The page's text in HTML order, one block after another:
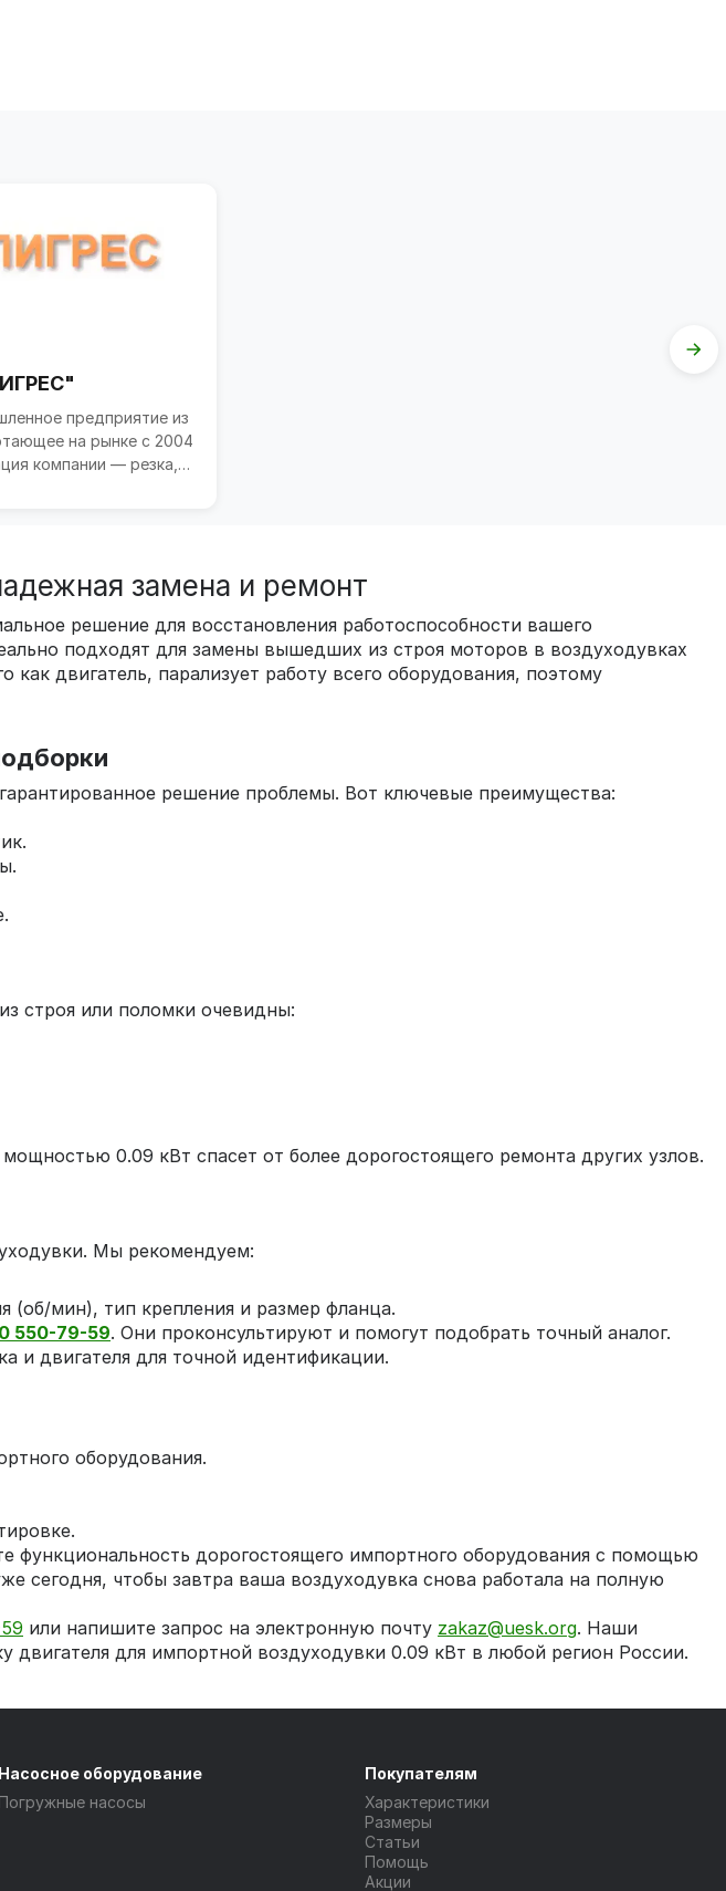
предприятие из
на рынке с 2004
компании — резка,
замена и ремонт
решение для восстановления работоспособности вашего
подходят для замены вышедших из строя моторов в воздуходувках
двигатель, парализует работу всего оборудования, поэтому
решение проблемы. Вот ключевые преимущества:
строя или поломки очевидны:
0.09 кВт спасет от более дорогостоящего ремонта других узлов.
Мы рекомендуем:
(об/мин), тип крепления и размер фланца.
550-79-59. Они проконсультируют и помогут подобрать точный аналог.
и двигателя для точной идентификации.
оборудования.
функциональность дорогостоящего импортного оборудования с помощью
сегодня, чтобы завтра ваша воздуходувка снова работала на полную
или напишите запрос на электронную почту zakaz@uesk.org. Наши
для импортной воздуходувки 0.09 кВт в любой регион России.
Насосное оборудование
Погружные насосы
Покупателям
Характеристики
Размеры
Статьи
Помощь
Акции